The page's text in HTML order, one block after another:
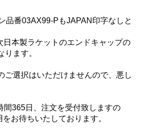
品番03AX99-PもJAPAN印字なしと
日本製ラケットのエンドキャップの
ます。
ご選択はいただけませんので、悪し
間365日、注文を受付致しますの
お待ちいたしております。